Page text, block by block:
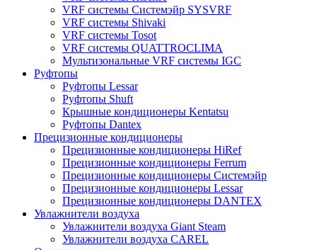
VRF системы Системэйр SYSVRF
VRF системы Shivaki
VRF системы Tosot
VRF системы QUATTROCLIMA
Мультизональные VRF системы IGC
Руфтопы
Руфтопы Lessar
Руфтопы Shuft
Крышные кондиционеры Kentatsu
Руфтопы Dantex
Прецизионные кондиционеры
Прецизионные кондиционеры HiRef
Прецизионные кондиционеры Ferrum
Прецизионные кондиционеры Системэйр
Прецизионные кондиционеры Lessar
Прецизионные кондиционеры DANTEX
Увлажнители воздуха
Увлажнители воздуха Giant Steam
Увлажнители воздуха CAREL